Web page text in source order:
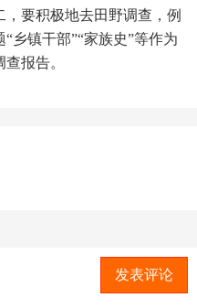
要积极地去田野调查，例
乡镇干部”“家族史”等作为
报告。
发表评论